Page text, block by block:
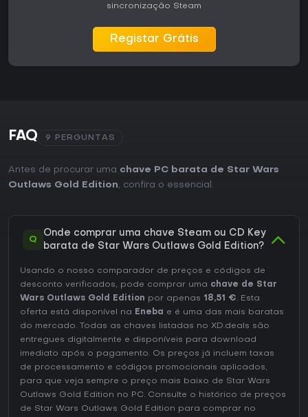
sincronização Steam
Registar Grátis
FAQ 9 PERGUNTAS
Antes de procurar uma chave PC barata de Star Wars
Outlaws Gold Edition, confira o essencial.
Q
Onde comprar uma chave Steam ou CD Key
barata de Star Wars Outlaws Gold Edition?
Usando o nosso comparador de preços e códigos de
desconto verificados, pode comprar uma chave de Star
Wars Outlaws Gold Edition por apenas 18,51 €. Esta
oferta está disponível na Eneba e é uma das mais baratas
do mercado. Todas as chaves listadas no XD.deals são
entregues digitalmente e disponíveis para download
imediato após o pagamento. Os preços já incluem taxas
de processamento e códigos promocionais aplicados,
para que veja sempre o preço mais baixo de Star Wars
Outlaws Gold Edition no PC. Consulte o histórico de preços
de Star Wars Outlaws Gold Edition para comprar no